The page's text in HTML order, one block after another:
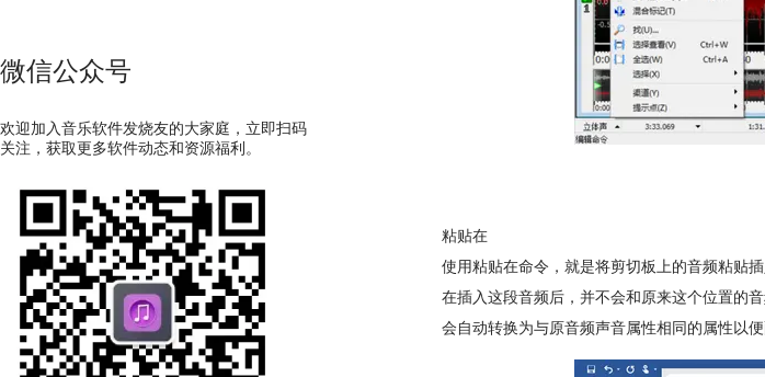
微信公众号
欢迎加入音乐软件发烧友的大家庭，立即扫码
关注，获取更多软件动态和资源福利。
粘贴在
使用粘贴在命令，就是将剪切板上的音频粘贴
在插入这段音频后，并不会和原来这个位置的
会自动转换为与原音频声音属性相同的属性以便